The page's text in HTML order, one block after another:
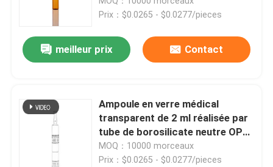
Prix：$0.0265 - $0.0277/pieces
meilleur prix Contact
Ampoule en verre médical
transparent de 2 ml réalisée par
tube de borosilicate neutre OPC
CBR SCR
MOQ：10000 morceaux
Prix：$0.0265 - $0.0277/pieces